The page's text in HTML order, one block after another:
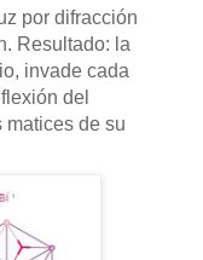
por difracción
Resultado: la
invade cada
del
matices de su